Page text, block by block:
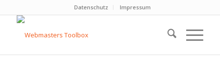
Datenschutz Impressum